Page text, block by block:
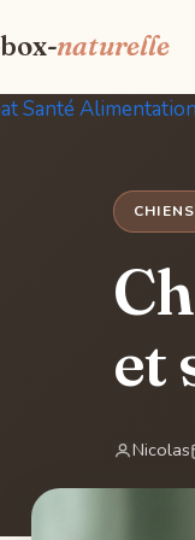
naturelle
Santé Alimentation
CHIENS
et
Nicolas